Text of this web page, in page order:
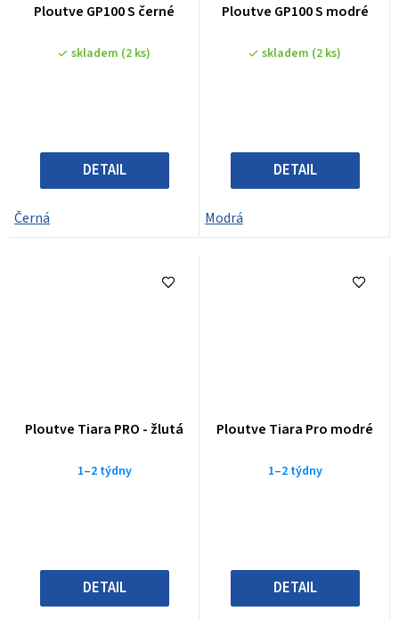
Ploutve GP100 S černé
skladem (2 ks)
DETAIL
Černá
Ploutve GP100 S modré
skladem (2 ks)
DETAIL
Modrá
Ploutve Tiara PRO - žlutá
1–2 týdny
DETAIL
Ploutve Tiara Pro modré
1–2 týdny
DETAIL